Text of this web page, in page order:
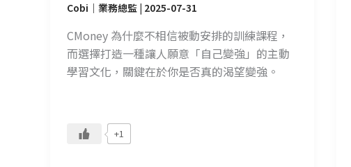
Cobi｜業務總監 | 2025-07-31
CMoney 為什麼不相信被動安排的訓練課程，
而選擇打造一種讓人願意「自己變強」的主動
學習文化，關鍵在於你是否真的渴望變強。
+1
主
動
追
求